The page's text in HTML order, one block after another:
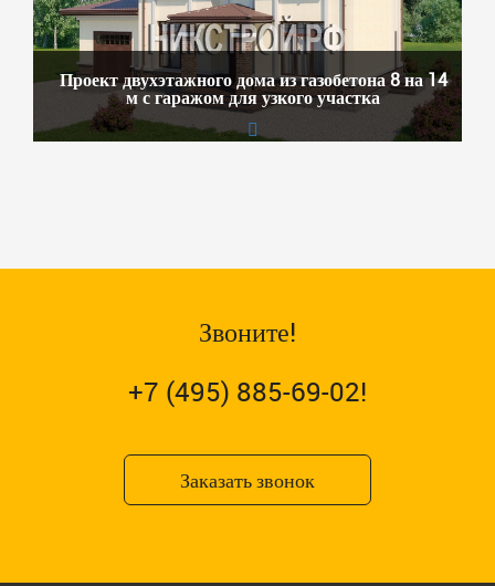
Проект двухэтажного дома из газобетона 8 на 14
м с гаражом для узкого участка
Звоните!
+7 (495) 885-69-02!
Заказать звонок